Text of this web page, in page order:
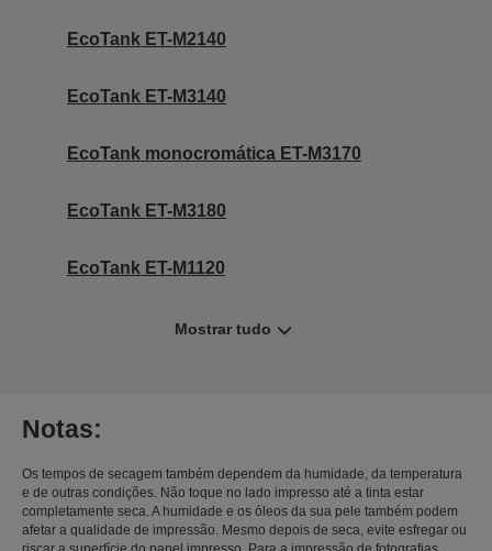
EcoTank ET-M2140
EcoTank ET-M3140
EcoTank monocromática ET-M3170
EcoTank ET-M3180
EcoTank ET-M1120
Mostrar tudo
Notas:
Os tempos de secagem também dependem da humidade, da temperatura
e de outras condições. Não toque no lado impresso até a tinta estar
completamente seca. A humidade e os óleos da sua pele também podem
afetar a qualidade de impressão. Mesmo depois de seca, evite esfregar ou